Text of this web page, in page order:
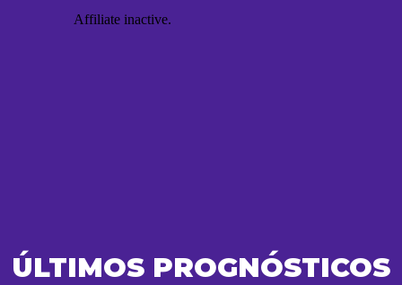
ÚLTIMOS PROGNÓSTICOS